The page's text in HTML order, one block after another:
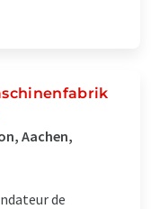
Aachen,
de